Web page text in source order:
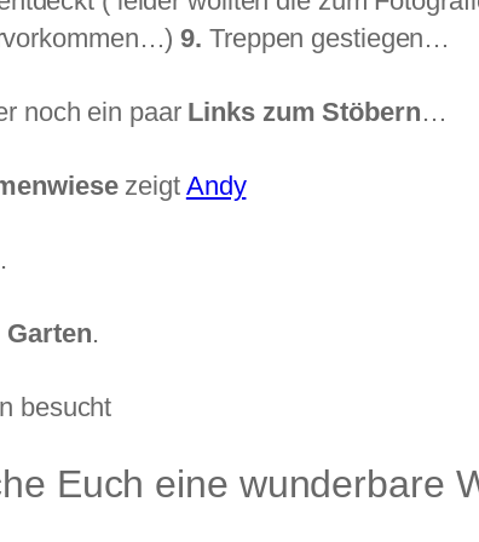
9. Treppen gestiegen…
noch ein paar Links zum Stöbern…
zeigt Andy
.
Garten.
besucht
Euch eine wunderbare